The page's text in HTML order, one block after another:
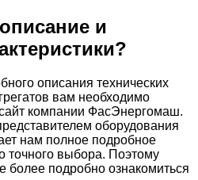
и
описания технических
вам необходимо
компании ФасЭнергомаш.
оборудования
нам полное подробное
точного выбора. Поэтому
более подробно ознакомиться